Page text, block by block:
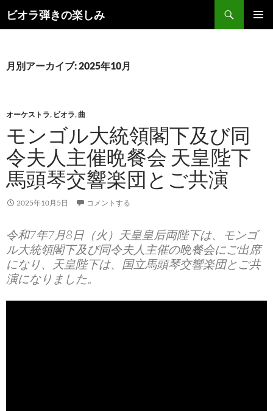
ン
ツ
プ
ビオラ弾きの楽しみ
索
月別アーカイブ: 2025年10月
オーケストラ, ビオラ,曲
モンゴル大統領閣下及び同
令夫人主催晩餐会 天皇陛下
馬頭琴交響楽団とご共演
2025年10月5日 コメントする
令和7年7月8日（火）天皇皇后両陛下は、モンゴ
ル大統領閣下及び同令夫人主催の晩餐会にご出席
になり、天皇陛下は、国立馬頭琴交響楽団とご共
演になりました。